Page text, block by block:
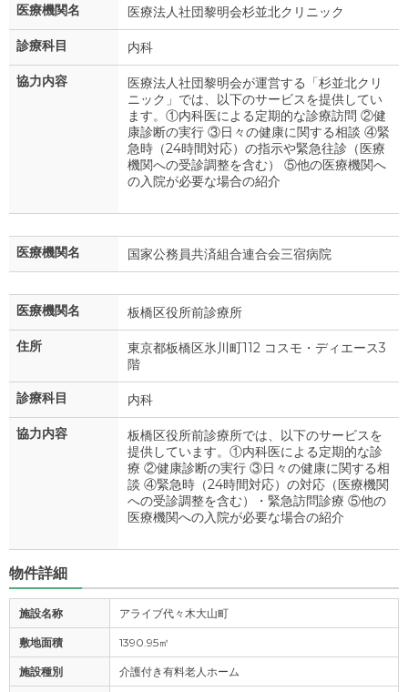
医療機関名 医療法人社団黎明会杉並北クリニック
診療科目 内科
協力内容
医療法人社団黎明会が運営する「杉並北クリ
ニック」では、以下のサービスを提供してい
ます。①内科医による定期的な診療訪問 ②健
康診断の実行 ③日々の健康に関する相談 ④緊
急時（24時間対応）の指示や緊急往診（医療
機関への受診調整を含む） ⑤他の医療機関へ
の入院が必要な場合の紹介
医療機関名 国家公務員共済組合連合会三宿病院
医療機関名 板橋区役所前診療所
住所
東京都板橋区氷川町112 コスモ・ディエース3
階
診療科目 内科
協力内容
板橋区役所前診療所では、以下のサービスを
提供しています。①内科医による定期的な診
療 ②健康診断の実行 ③日々の健康に関する相
談 ④緊急時（24時間対応）の対応（医療機関
への受診調整を含む）・緊急訪問診療 ⑤他の
医療機関への入院が必要な場合の紹介
物件詳細
施設名称 アライブ代々木大山町
敷地面積 1390.95㎡
施設種別 介護付き有料老人ホーム